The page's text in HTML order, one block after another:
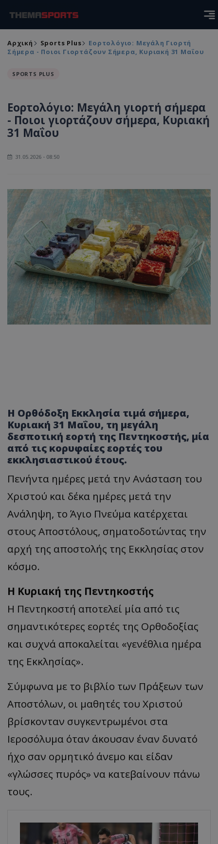
Αρχική Sports Plus
Εορτολόγιο: Μεγάλη Γιορτή
Σήμερα - Ποιοι Γιορτάζουν Σήμερα, Κυριακή 31 Μαΐου
SPORTS PLUS
Εορτολόγιο: Μεγάλη γιορτή σήμερα
- Ποιοι γιορτάζουν σήμερα, Κυριακή
31 Μαΐου
31.05.2026 - 08:50
Η Ορθόδοξη Εκκλησία τιμά σήμερα,
Κυριακή 31 Μαΐου, τη μεγάλη
δεσποτική εορτή της Πεντηκοστής, μία
από τις κορυφαίες εορτές του
εκκλησιαστικού έτους.
Πενήντα ημέρες μετά την Ανάσταση του
Χριστού και δέκα ημέρες μετά την
Ανάληψη, το Άγιο Πνεύμα κατέρχεται
στους Αποστόλους, σηματοδοτώντας την
αρχή της αποστολής της Εκκλησίας στον
κόσμο.
Η Κυριακή της Πεντηκοστής
Η Πεντηκοστή αποτελεί μία από τις
σημαντικότερες εορτές της Ορθοδοξίας
και συχνά αποκαλείται «γενέθλια ημέρα
της Εκκλησίας».
Σύμφωνα με το βιβλίο των Πράξεων των
Αποστόλων, οι μαθητές του Χριστού
βρίσκονταν συγκεντρωμένοι στα
Ιεροσόλυμα όταν άκουσαν έναν δυνατό
ήχο σαν ορμητικό άνεμο και είδαν
«γλώσσες πυρός» να κατεβαίνουν πάνω
τους.